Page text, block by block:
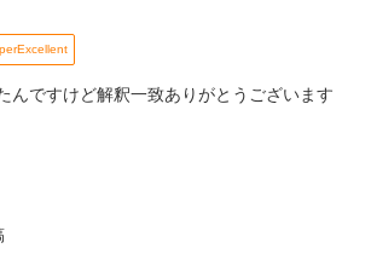
んですけど解釈一致ありがとうございます